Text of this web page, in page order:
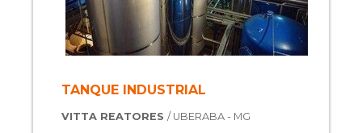
TANQUE INDUSTRIAL
VITTA REATORES / UBERABA - MG